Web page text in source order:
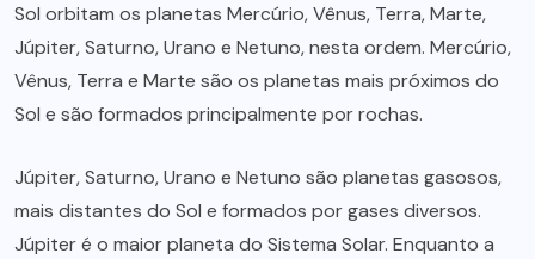
Sol orbitam os planetas Mercúrio, Vênus, Terra, Marte,
Júpiter, Saturno, Urano e Netuno, nesta ordem. Mercúrio,
Vênus, Terra e Marte são os planetas mais próximos do
Sol e são formados principalmente por rochas.
Júpiter, Saturno, Urano e Netuno são planetas gasosos,
mais distantes do Sol e formados por gases diversos.
Júpiter é o maior planeta do Sistema Solar. Enquanto a